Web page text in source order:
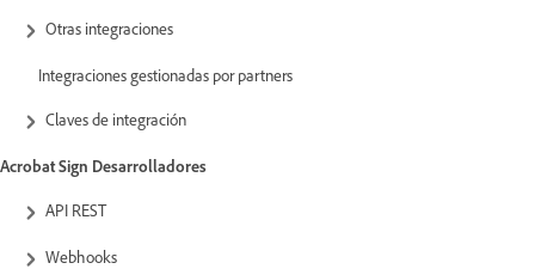
Otras integraciones
Integraciones gestionadas por partners
Claves de integración
Acrobat Sign Desarrolladores
API REST
Webhooks